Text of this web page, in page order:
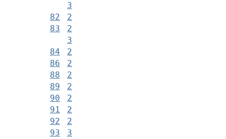
3
82
2
83
2
3
84
2
86
2
88
2
89
2
90
2
91
2
92
2
93
3